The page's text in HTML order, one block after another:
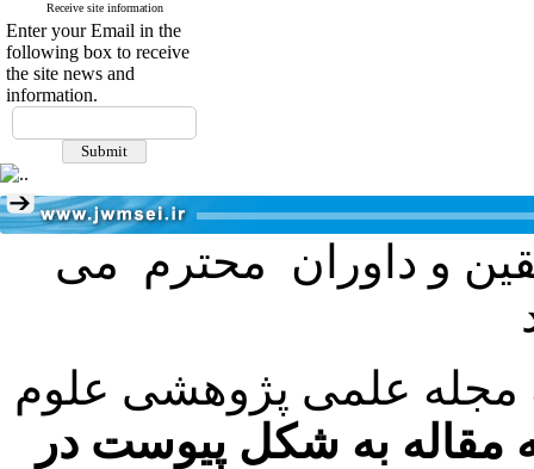
Receive site information
Enter your Email in the
following box to receive
the site news and
information.
و داوران محترم می
مجله علمی پژوهشی علوم
مقاله به شکل پیوست در